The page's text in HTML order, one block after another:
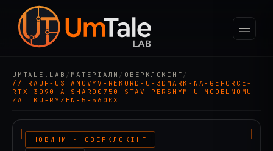
UMTALE.LAB / МАТЕРІАЛИ / ОВЕРКЛОКІНГ /
// RAUF-USTANOVYV-REKORD-U-3DMARK-NA-GEFORCE-
RTX-3090-A-SHAR00750-STAV-PERSHYM-U-MODELNOMU-
ZALIKU-RYZEN-5-5600X
НОВИНИ · ОВЕРКЛОКІНГ